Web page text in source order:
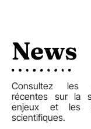
News
Consultez les
récentes sur la
enjeux et les
scientifiques.